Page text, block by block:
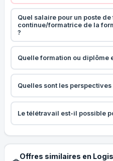
Quel salaire pour un poste
continue/formatrice de la
?
Quelle formation ou diplôme
Quelles sont les
Le télétravail est-il possible
Offres similaires en